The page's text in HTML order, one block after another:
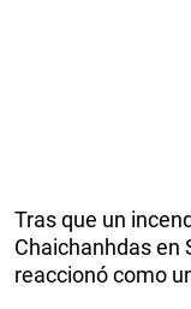
Tras que un
Chaichanhdas en
reaccionó como